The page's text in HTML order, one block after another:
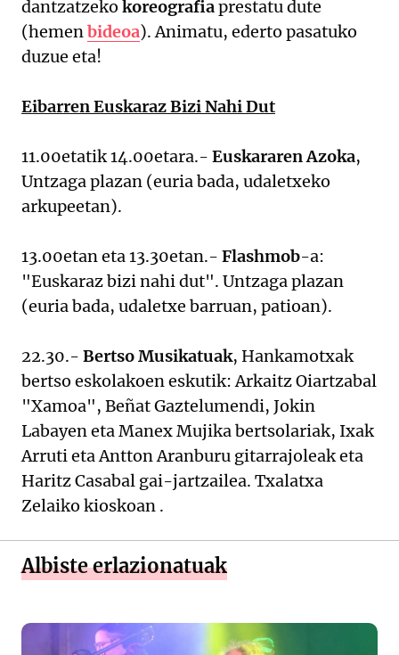
dantzatzeko koreografiaprestatu dute
(hemenbideoa). Animatu, ederto pasatuko
duzue eta!
Eibarren Euskaraz Bizi Nahi Dut
11.00etatik 14.00etara.- Euskararen Azoka,
Untzaga plazan (euria bada, udaletxeko
arkupeetan).
13.00etan eta 13.30etan.- Flashmob-a:
"Euskaraz bizi nahi dut". Untzaga plazan
(euria bada, udaletxe barruan, patioan).
22.30.- Bertso Musikatuak, Hankamotxak
bertso eskolakoen eskutik: Arkaitz Oiartzabal
"Xamoa", Beñat Gaztelumendi, Jokin
Labayen eta Manex Mujika bertsolariak, Ixak
Arruti eta Antton Aranburu gitarrajoleak eta
Haritz Casabal gai-jartzailea. Txalatxa
Zelaiko kioskoan .
Albiste erlazionatuak